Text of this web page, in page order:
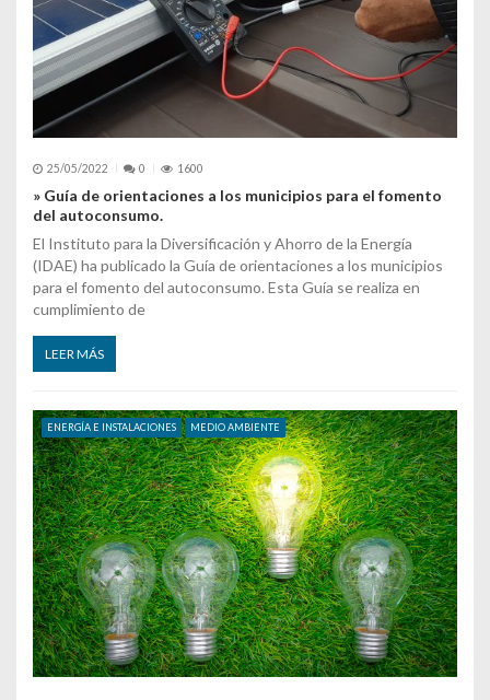
25/05/2022 0 1600
» Guía de orientaciones a los municipios para el fomento
del autoconsumo.
El Instituto para la Diversificación y Ahorro de la Energía
(IDAE) ha publicado la Guía de orientaciones a los municipios
para el fomento del autoconsumo. Esta Guía se realiza en
cumplimiento de
LEER MÁS
ENERGÍA E INSTALACIONES MEDIO AMBIENTE